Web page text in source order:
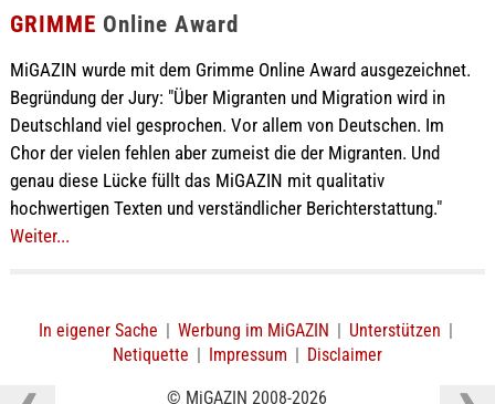
GRIMME Online Award
MiGAZIN wurde mit dem Grimme Online Award ausgezeichnet.
Begründung der Jury: "Über Migranten und Migration wird in
Deutschland viel gesprochen. Vor allem von Deutschen. Im
Chor der vielen fehlen aber zumeist die der Migranten. Und
genau diese Lücke füllt das MiGAZIN mit qualitativ
hochwertigen Texten und verständlicher Berichterstattung."
Weiter...
In eigener Sache | Werbung im MiGAZIN | Unterstützen |
Netiquette | Impressum | Disclaimer
© MiGAZIN 2008-2026